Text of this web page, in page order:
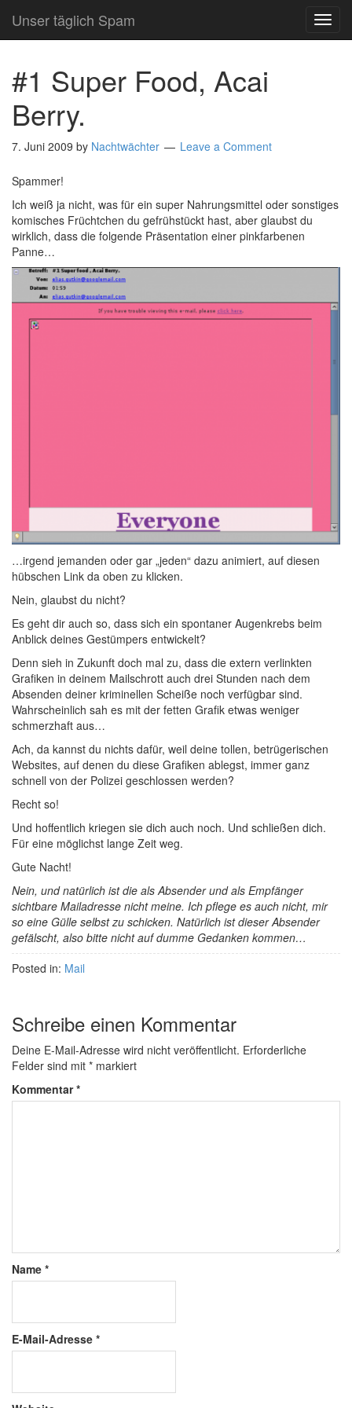
Unser täglich Spam
#1 Super Food, Acai
Berry.
7. Juni 2009 by Nachtwächter Leave a Comment
Spammer!
Ich weiß ja nicht, was für ein super Nahrungsmittel oder sonstiges
komisches Früchtchen du gefrühstückt hast, aber glaubst du
wirklich, dass die folgende Präsentation einer pinkfarbenen
Panne…
…irgend jemanden oder gar „jeden“ dazu animiert, auf diesen
hübschen Link da oben zu klicken.
Nein, glaubst du nicht?
Es geht dir auch so, dass sich ein spontaner Augenkrebs beim
Anblick deines Gestümpers entwickelt?
Denn sieh in Zukunft doch mal zu, dass die extern verlinkten
Grafiken in deinem Mailschrott auch drei Stunden nach dem
Absenden deiner kriminellen Scheiße noch verfügbar sind.
Wahrscheinlich sah es mit der fetten Grafik etwas weniger
schmerzhaft aus…
Ach, da kannst du nichts dafür, weil deine tollen, betrügerischen
Websites, auf denen du diese Grafiken ablegst, immer ganz
schnell von der Polizei geschlossen werden?
Recht so!
Und hoffentlich kriegen sie dich auch noch. Und schließen dich.
Für eine möglichst lange Zeit weg.
Gute Nacht!
Nein, und natürlich ist die als Absender und als Empfänger
sichtbare Mailadresse nicht meine. Ich pflege es auch nicht, mir
so eine Gülle selbst zu schicken. Natürlich ist dieser Absender
gefälscht, also bitte nicht auf dumme Gedanken kommen…
Posted in: Mail
Schreibe einen Kommentar
Deine E-Mail-Adresse wird nicht veröffentlicht. Erforderliche
Felder sind mit * markiert
Kommentar*
Name *
E-Mail-Adresse *